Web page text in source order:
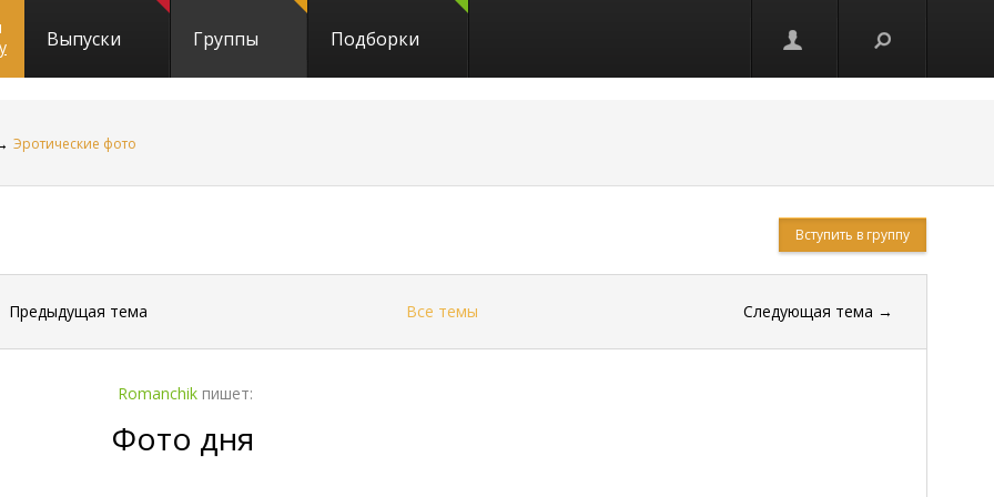
Выпуски Группы Подборки
Эротические фото
Вступить в группу
Предыдущая тема Все темы Следующая тема →
Romanchik пишет:
Фото дня